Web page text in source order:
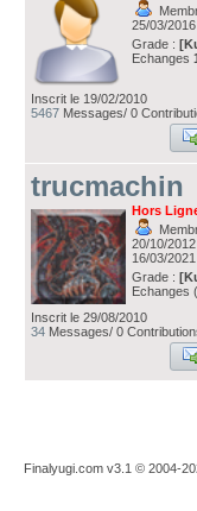
25/03/2016
Grade :
Echanges
Inscrit le 19/02/2010
5467 Messages/ 0
trucmachin
Hors
20/10/
16/03/2021
Grade :
Echanges
Inscrit le 29/08/2010
34 Messages/ 0
Finalyugi.com v3.1 © 2004-